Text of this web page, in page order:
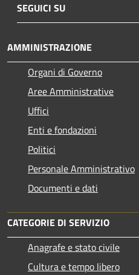
SEGUICI SU
AMMINISTRAZIONE
Organi di Governo
Aree Amministrative
Uffici
Enti e fondazioni
Politici
Personale Amministrativo
Documenti e dati
CATEGORIE DI SERVIZIO
Anagrafe e stato civile
Cultura e tempo libero